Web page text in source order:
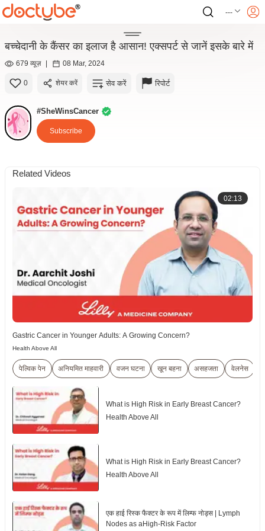
---
बच्चेदानी के कैंसर का इलाज है आसान! एक्सपर्ट से जानें इसके बारे में
679 व्यूज़ | 08 Mar, 2024
0 शेयर करें सेव करें रिपोर्ट
#SheWinsCancer
Subscribe
Related Videos
02:13
Gastric Cancer in Younger Adults: A Growing Concern?
Health Above All
पेल्विक पेन अनियमित माहवारी वजन घटना खून बहना असहजता वेलनेस
What is High Risk in Early Breast Cancer?
Health Above All
What is High Risk in Early Breast Cancer?
Health Above All
एक हाई रिस्क फैक्टर के रूप में लिम्फ नोड्स | Lymph
Nodes as aHigh-Risk Factor